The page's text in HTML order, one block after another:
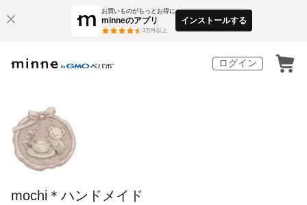
お買いものがもっとお得に
minneのアプリ
3万件以上
インストールする
ログイン
mochi＊ハンドメイド